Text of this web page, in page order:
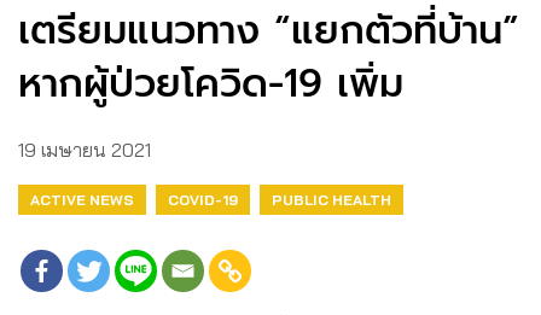
เตรียมแนวทาง “แยกตัวที่บ้าน”
หากผู้ป่วยโควิด-19 เพิ่ม
19 เมษายน 2021
ACTIVE NEWS COVID-19 PUBLIC HEALTH